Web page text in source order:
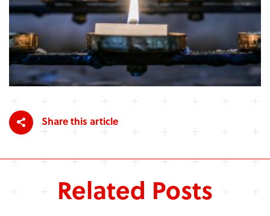
Share this article
Related Posts